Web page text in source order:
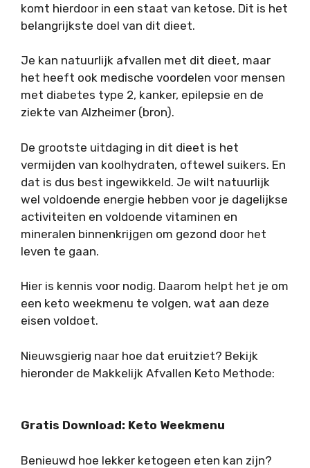
komt hierdoor in een staat van ketose. Dit is het
belangrijkste doel van dit dieet.
Je kan natuurlijk afvallen met dit dieet, maar
het heeft ook medische voordelen voor mensen
met diabetes type 2, kanker, epilepsie en de
ziekte van Alzheimer (bron).
De grootste uitdaging in dit dieet is het
vermijden van koolhydraten, oftewel suikers. En
dat is dus best ingewikkeld. Je wilt natuurlijk
wel voldoende energie hebben voor je dagelijkse
activiteiten en voldoende vitaminen en
mineralen binnenkrijgen om gezond door het
leven te gaan.
Hier is kennis voor nodig. Daarom helpt het je om
een keto weekmenu te volgen, wat aan deze
eisen voldoet.
Nieuwsgierig naar hoe dat eruitziet? Bekijk
hieronder de Makkelijk Afvallen Keto Methode:
Gratis Download: Keto Weekmenu
Benieuwd hoe lekker ketogeen eten kan zijn?